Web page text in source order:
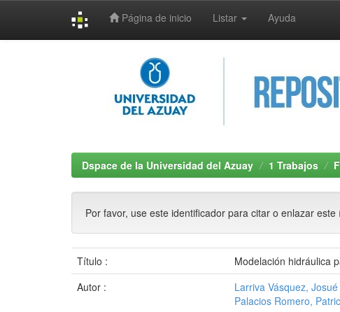
Página de inicio Listar Ayuda
Dspace de la Universidad del Azuay 1 Trabajos
Por favor, use este identificador para citar o enlazar este
Título :
Modelación hidráulica
Autor :
Larriva Vásquez,
Palacios Romero,